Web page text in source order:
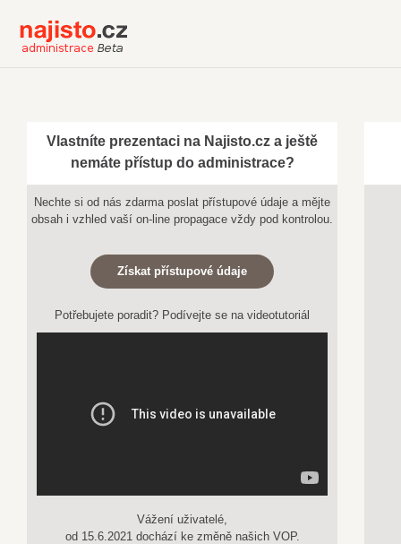
Vlastníte prezentaci na Najisto.cz a ještě
nemáte přístup do administrace?
Nechte si od nás zdarma poslat přístupové údaje a mějte
obsah i vzhled vaší on-line propagace vždy pod kontrolou.
Získat přístupové údaje
Potřebujete poradit? Podívejte se na videotutoriál
Vážení uživatelé,
od 15.6.2021 dochází ke změně našich VOP.